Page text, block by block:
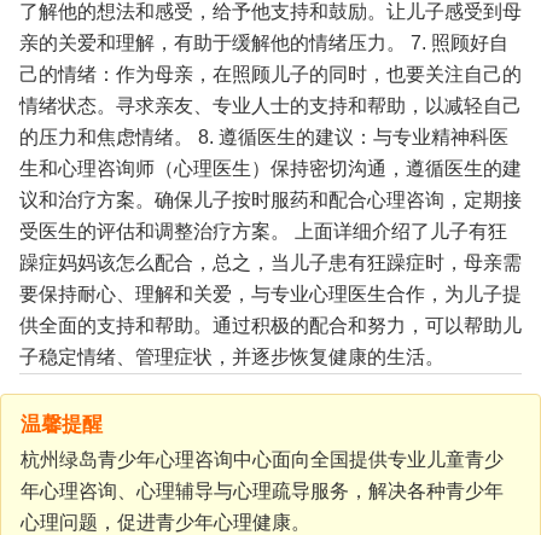
了解他的想法和感受，给予他支持和鼓励。让儿子感受到母
亲的关爱和理解，有助于缓解他的情绪压力。
7. 照顾好自
己的情绪：作为母亲，在照顾儿子的同时，也要关注自己的
情绪状态。寻求亲友、专业人士的支持和帮助，以减轻自己
的压力和焦虑情绪。
8. 遵循医生的建议：与专业精神科医
生和心理咨询师（心理医生）保持密切沟通，遵循医生的建
议和治疗方案。确保儿子按时服药和配合心理咨询，定期接
受医生的评估和调整治疗方案。
上面详细介绍了儿子有狂
躁症妈妈该怎么配合，总之，当儿子患有狂躁症时，母亲需
要保持耐心、理解和关爱，与专业心理医生合作，为儿子提
供全面的支持和帮助。通过积极的配合和努力，可以帮助儿
子稳定情绪、管理症状，并逐步恢复健康的生活。
温馨提醒
杭州绿岛青少年心理咨询中心面向全国提供专业儿童青少
年心理咨询、心理辅导与心理疏导服务，解决各种青少年
心理问题，促进青少年心理健康。